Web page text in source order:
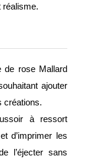
réalisme.
de rose Mallard
ajouter
créations.
à ressort
d’imprimer les
l’éjecter sans